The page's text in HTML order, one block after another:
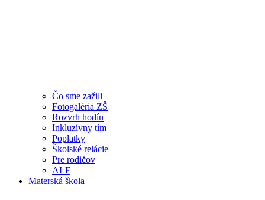
Čo sme zažili
Fotogaléria ZŠ
Rozvrh hodín
Inkluzívny tím
Poplatky
Školské relácie
Pre rodičov
ALF
Materská škola